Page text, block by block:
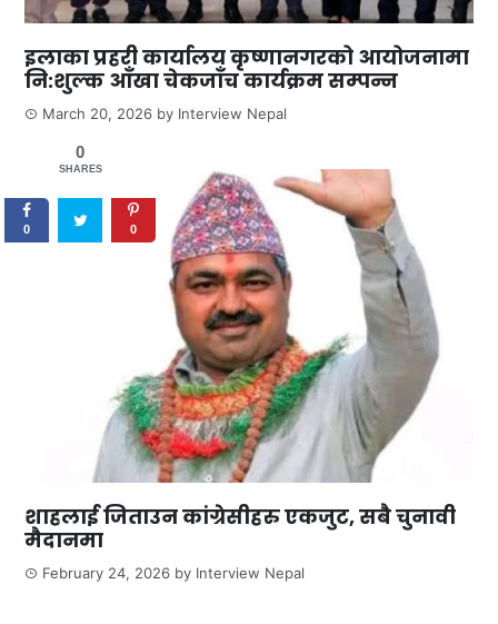
इलाका प्रहरी कार्यालय कृष्णानगरको आयोजनामा
नि:शुल्क आँखा चेकजाँच कार्यक्रम सम्पन्न
March 20, 2026 by Interview Nepal
शाहलाई जिताउन कांग्रेसीहरु एकजुट, सबै चुनावी
मैदानमा
February 24, 2026 by Interview Nepal
0
SHARES
0 0